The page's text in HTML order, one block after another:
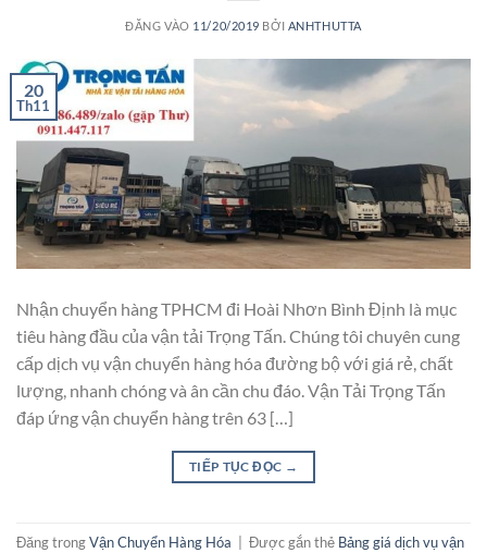
ĐĂNG VÀO 11/20/2019 BỞI ANHTHUTTA
20
Th11
Nhận chuyển hàng TPHCM đi Hoài Nhơn Bình Định là mục
tiêu hàng đầu của vận tải Trọng Tấn. Chúng tôi chuyên cung
cấp dịch vụ vận chuyển hàng hóa đường bộ với giá rẻ, chất
lượng, nhanh chóng và ân cần chu đáo. Vận Tải Trọng Tấn
đáp ứng vận chuyển hàng trên 63 […]
TIẾP TỤC ĐỌC →
Đăng trongVận Chuyển Hàng Hóa Được gắn thẻ Bảng giá dịch vụ vận